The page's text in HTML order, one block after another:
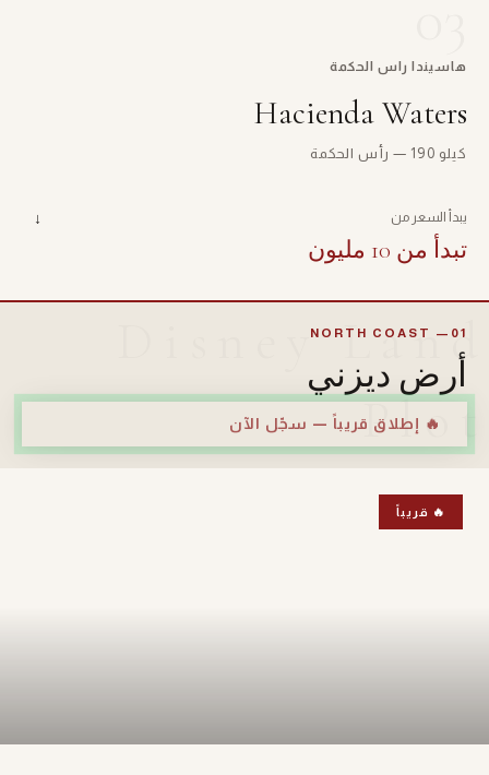
هاسيندا راس الحكمة
Hacienda Waters
كيلو 190 — رأس الحكمة
يبدأ السعر من
تبدأ من 10 مليون
↓
Disney Land
Plot
01— NORTH COAST
أرض ديزني
🔥 إطلاق قريباً — سجّل الآن
🔥 قريباً